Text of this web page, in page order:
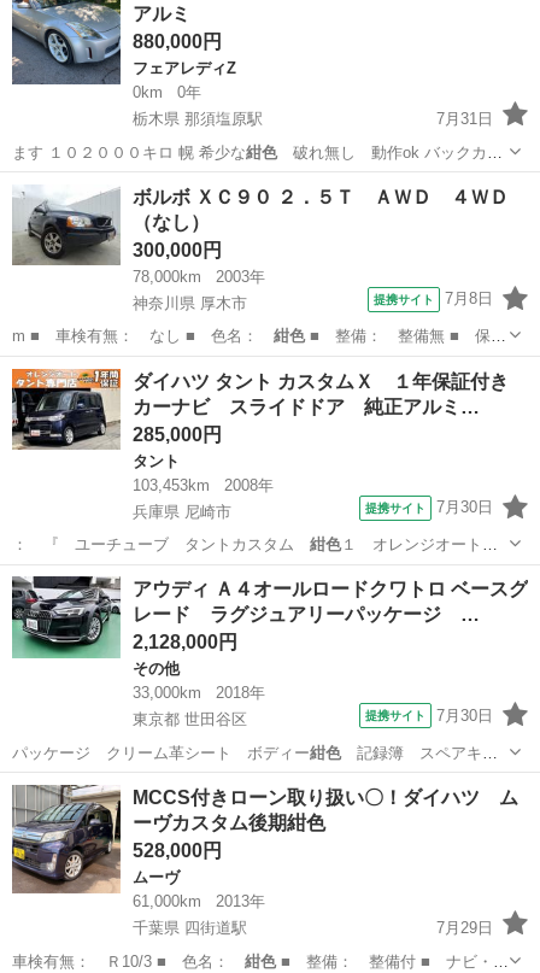
アルミ
880,000円
フェアレディZ
0km
0年
栃木県 那須塩原駅
7月31日
ます １０２０００キロ 幌 希少な紺色破れ無し 動作ok バックカメ
ラ …
栃木 那須郡 那須塩原駅
ボルボ ＸＣ９０ ２．５Ｔ ＡＷＤ ４ＷＤ
（なし）
300,000円
78,000km
2003年
神奈川県 厚木市
提携サイト 7月8日
m ■ 車検有無： なし ■ 色名： 紺色■ 整備： 整備無 ■ 保
証： 保証…
神奈川 厚木市 ボルボ（Volvo）
ダイハツ タント カスタムＸ １年保証付き
カーナビ スライドドア 純正アルミ…
285,000円
タント
103,453km
2008年
兵庫県 尼崎市
提携サイト 7月30日
： 『 ユーチューブ タントカスタム 紺色１ オレンジオート
尼崎 』 検索 ■…
兵庫 尼崎市 タント
アウディ Ａ４オールロードクワトロ ベースグ
レード ラグジュアリーパッケージ …
2,128,000円
その他
33,000km
2018年
東京都 世田谷区
提携サイト 7月30日
パッケージ クリーム革シート ボディー紺色記録簿 スペアキ
ー 禁煙車 ■ 排気…
東京 世田谷区 その他
MCCS付きローン取り扱い〇！ダイハツ ム
ーヴカスタム後期紺色
528,000円
ムーヴ
61,000km
2013年
千葉県 四街道駅
7月29日
車検有無： Ｒ10/3 ■ 色名： 紺色■ 整備： 整備付 ■ ナビ・